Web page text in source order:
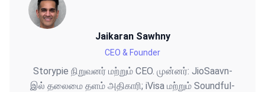
Jaikaran Sawhny
CEO & Founder
Storypie நிறுவனர் மற்றும் CEO. முன்னர்: JioSaavn-
இல் தலைமை தளம் அதிகாரி; iVisa மற்றும் Soundful-